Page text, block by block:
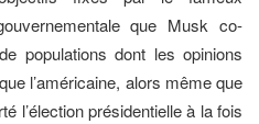
que Musk co-
populations dont les opinions
l’américaine, alors même que
l’élection présidentielle à la fois